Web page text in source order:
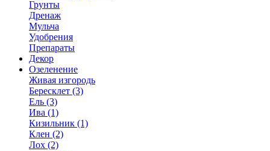
Грунты
Дренаж
Мульча
Удобрения
Препараты
Декор
Озеленение
Живая изгородь
Бересклет (3)
Ель (3)
Ива (1)
Кизильник (1)
Клен (2)
Лох (2)